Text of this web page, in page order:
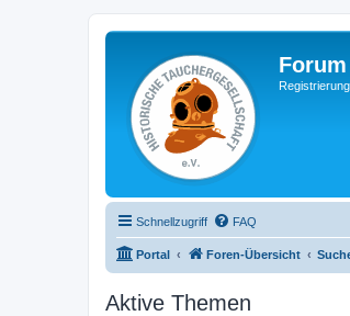
Schnellzugriff FAQ
Portal Foren-Übersicht
Aktive Themen